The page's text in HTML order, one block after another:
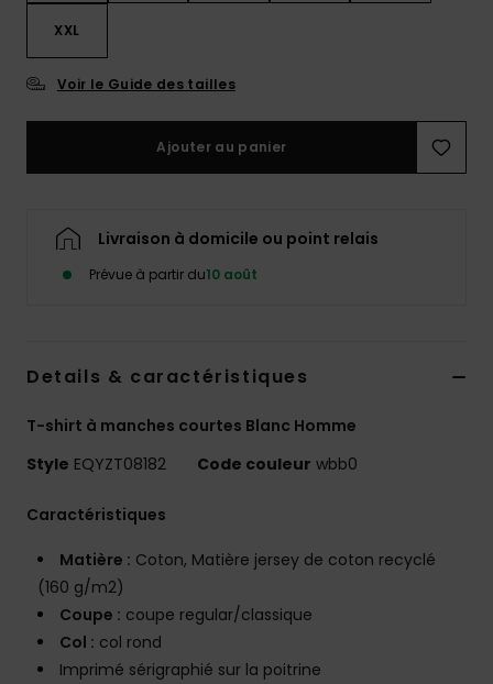
XXL
Voir le Guide des tailles
Ajouter au panier
Livraison à domicile ou point relais
Prévue à partir du10 août
Details & caractéristiques
T-shirt à manches courtes Blanc Homme
Style EQYZT08182 Code couleur wbb0
Caractéristiques
Matière : Coton, Matière jersey de coton recyclé
(160 g/m2)
Coupe : coupe regular/classique
Col : col rond
Imprimé sérigraphié sur la poitrine